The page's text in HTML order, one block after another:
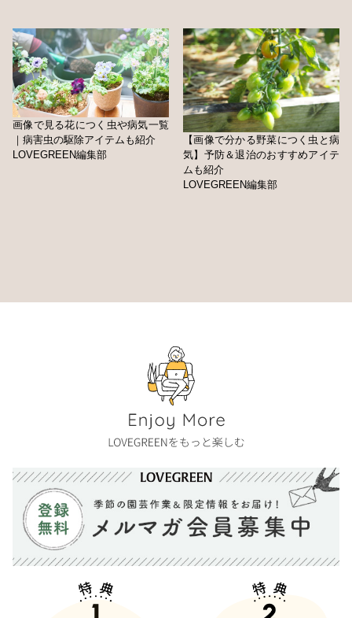
画像で見る花につく虫や病気一覧
｜病害虫の駆除アイテムも紹介
LOVEGREEN編集部
【画像で分かる野菜につく虫と病
気】予防＆退治のおすすめアイテ
ムも紹介
LOVEGREEN編集部